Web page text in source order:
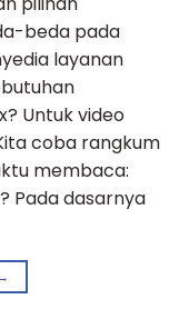
beda pada
layanan
Untuk video
coba rangkum
membaca:
Pada dasarnya